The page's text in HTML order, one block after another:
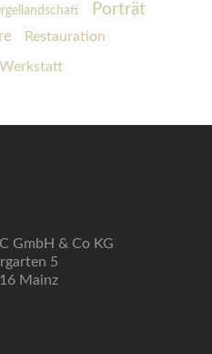
Porträt
Restauration
Werkstatt
GmbH & Co KG
5
Mainz